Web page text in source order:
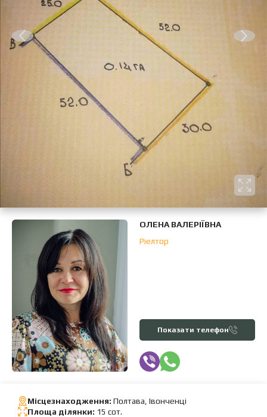
ОЛЕНА ВАЛЕРІЇВНА
Ріелтор
Показати телефон
Місцезнаходження: Полтава, Івонченці
Площа ділянки: 15 сот.